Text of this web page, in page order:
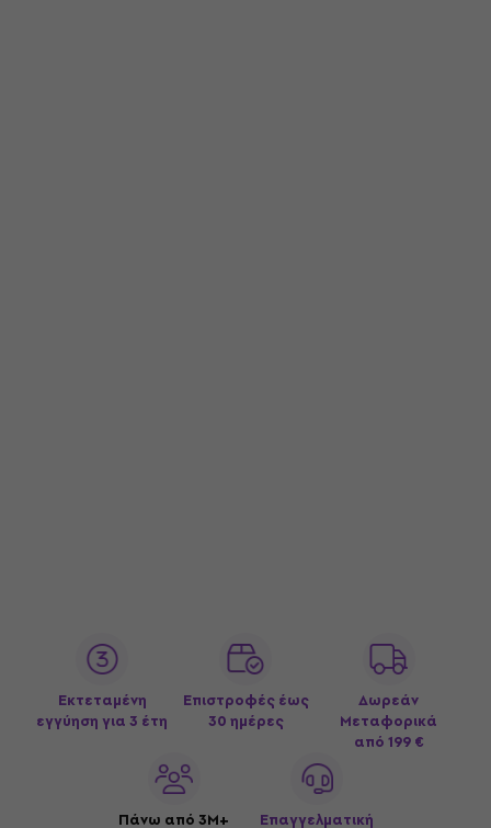
Εκτεταμένη
εγγύηση για 3 έτη
Επιστροφές έως
30 ημέρες
Δωρεάν
Μεταφορικά
από 199 €
Πάνω από 3M+
Επαγγελματική